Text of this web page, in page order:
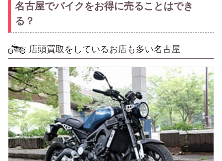
名古屋でバイクをお得に売ることはでき
る？
店頭買取をしているお店も多い名古屋